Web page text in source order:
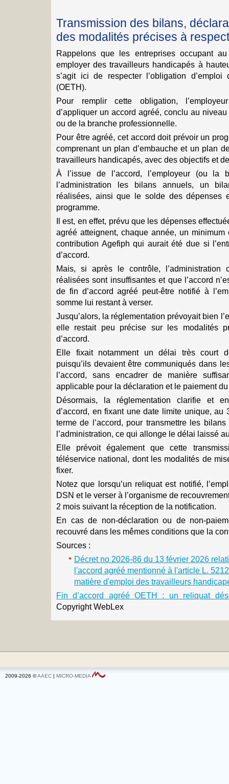
Transmission des bilans,
des modalités précises à
Rappelons que les entreprises occupant
employer des travailleurs handicapés à
s’agit ici de respecter l’obligation d’emploi
(OETH).
Pour remplir cette obligation,
d’appliquer un accord agréé, conclu au niveau
ou de la branche professionnelle.
Pour être agréé, cet accord doit prévoir un
comprenant un plan d’embauche et un plan
travailleurs handicapés, avec des objectifs et
À l’issue de l’accord, l’employeur (ou la
l’administration les bilans annuels, un
réalisées, ainsi que le solde des dépenses
programme.
Il est, en effet, prévu que les dépenses
agréé atteignent, chaque année, un
contribution Agefiph qui aurait été due si
d’accord.
Mais, si après le contrôle, l’administration
réalisées sont insuffisantes et que l’accord
de fin d’accord agréé peut-être notifié à
somme lui restant à verser.
Jusqu’alors, la réglementation prévoyait bien
elle restait peu précise sur les modalités
d’accord.
Elle fixait notamment un délai très court
puisqu’ils devaient être communiqués dans
l’accord, sans encadrer de manière
applicable pour la déclaration et le paiement
Désormais, la réglementation clarifie et
d’accord, en fixant une date limite unique, au
terme de l’accord, pour transmettre les
l’administration, ce qui allonge le délai laissé
Elle prévoit également que cette
téléservice national, dont les modalités de
fixer.
Notez que lorsqu’un reliquat est notifié,
DSN et le verser à l’organisme de
2 mois suivant la réception de la notification.
En cas de non-déclaration ou de non-
recouvré dans les mêmes conditions que la
Sources :
Décret no 2026-86 du 13 février 2026
l'accord agréé mentionné à l'article L.
matière d'emploi des travailleurs
Fin d’accord agréé OETH : un reliquat
Copyright WebLex
2009-2026 ©AAEC | MICRO-MEDIA